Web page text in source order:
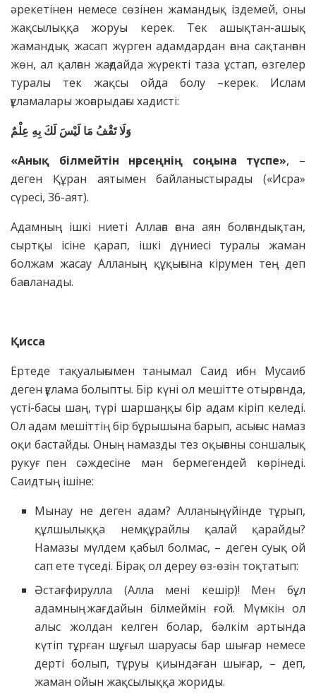
әрекетінен немесе сөзінен жамандық іздемей, оны
жақсылыққа жоруы керек. Тек ашықтан-ашық
жамандық жасап жүрген адамдардан ғана сақтанған
жөн, ал қалған жағдайда жүректі таза ұстап, өзгелер
туралы тек жақсы ойда болу –керек. Ислам
ғұламалары жоғарыдағы хадисті:
وَلَا تَقْفُ مَا لَيْسَ لَكَ بِهِ عِلْمٌ
«Анық білмейтін нәрсеңнің соңына түспе», –
деген Құран аятымен байланыстырады («Исра»
сүресі, 36-аят).
Адамның ішкі ниеті Аллаға ғана аян болғандықтан,
сыртқы ісіне қарап, ішкі дүниесі туралы жаман
болжам жасау Алланың құқығына кірумен тең деп
бағаланады.
Қисса
Ертеде тақуалығымен танымал Саид ибн Мусаиб
деген ғұлама болыпты. Бір күні ол мешітте отырғанда,
үсті-басы шаң, түрі шаршаңқы бір адам кіріп келеді.
Ол адам мешіттің бір бұрышына барып, асығыс намаз
оқи бастайды. Оның намазды тез оқығаны соншалық
рукуғ пен сәждесіне мән бермегендей көрінеді.
Саидтың ішіне:
Мынау не деген адам? Алланың үйінде тұрып,
құлшылыққа немқұрайлы қалай қарайды?
Намазы мүлдем қабыл болмас, – деген суық ой
сап ете түседі. Бірақ ол дереу өз-өзін тоқтатып:
Әстағфирулла (Алла мені кешір)! Мен бұл
адамның жағдайын білмеймін ғой. Мүмкін ол
алыс жолдан келген болар, бәлкім артында
күтіп тұрған шұғыл шаруасы бар шығар немесе
дерті болып, тұруы қиындаған шығар, – деп,
жаман ойын жақсылыққа жориды.